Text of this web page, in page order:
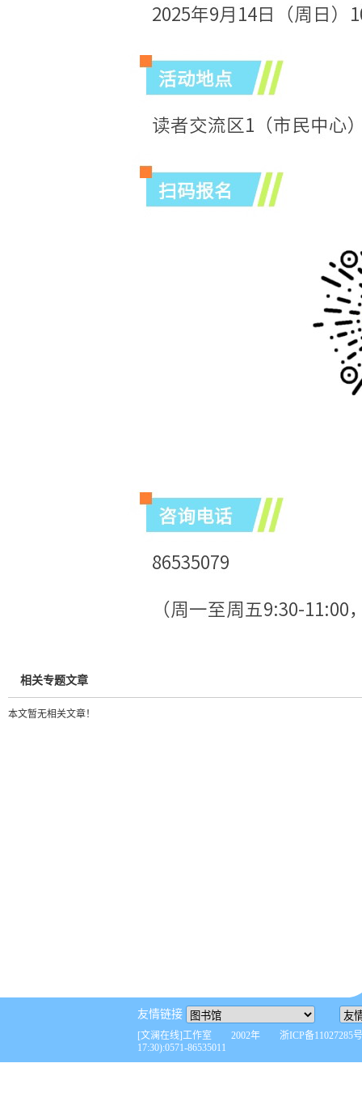
相关专题文章
本文暂无相关文章！
友情链接
[文澜在线]工作室 2002年 浙ICP备11027285
17:30):0571-86535011